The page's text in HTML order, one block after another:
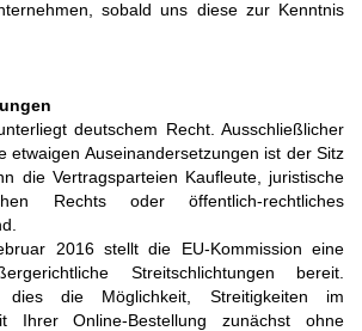
sobald uns diese zur Kenntnis
deutschem Recht. Ausschließlicher
etwaigen Auseinandersetzungen ist der Sitz
die Vertragsparteien Kaufleute, juristische
Rechts oder öffentlich-rechtliches
2016 stellt die EU-Kommission eine
Streitschlichtungen bereit.
dies die Möglichkeit, Streitigkeiten im
Ihrer Online-Bestellung zunächst ohne